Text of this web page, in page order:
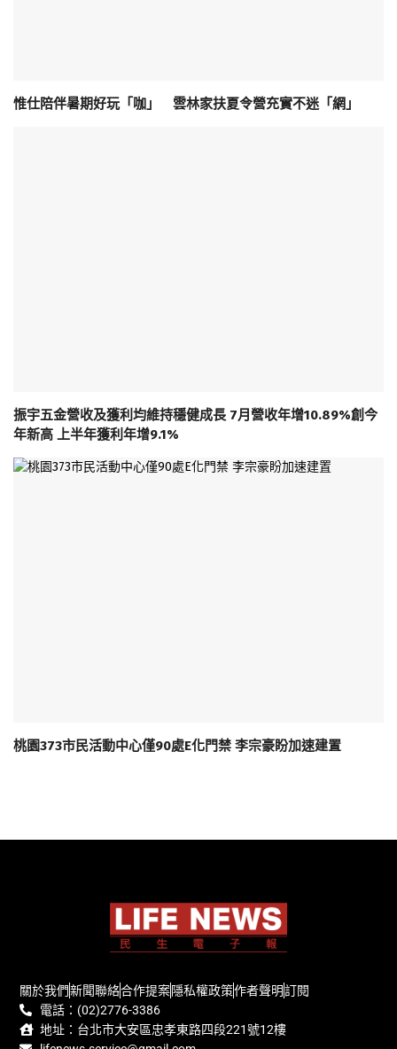
惟仕陪伴暑期好玩「咖」 雲林家扶夏令營充實不迷「網」
振宇五金營收及獲利均維持穩健成長 7月營收年增10.89%創今
年新高 上半年獲利年增9.1%
桃園373市民活動中心僅90處E化門禁 李宗豪盼加速建置
關於我們新聞聯絡合作提案隱私權政策作者聲明訂閱
電話：(02)2776-3386
地址：台北市大安區忠孝東路四段221號12樓